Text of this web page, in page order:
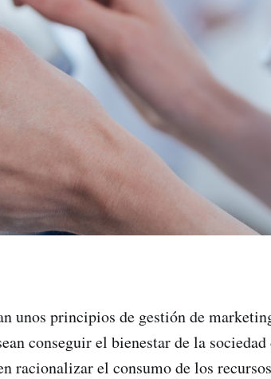
unos principios de gestión de
conseguir el bienestar de la
racionalizar el consumo de los